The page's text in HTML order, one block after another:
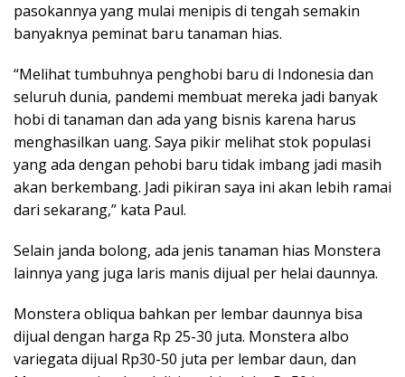
pasokannya yang mulai menipis di tengah semakin
banyaknya peminat baru tanaman hias.
“Melihat tumbuhnya penghobi baru di Indonesia dan
seluruh dunia, pandemi membuat mereka jadi banyak
hobi di tanaman dan ada yang bisnis karena harus
menghasilkan uang. Saya pikir melihat stok populasi
yang ada dengan pehobi baru tidak imbang jadi masih
akan berkembang. Jadi pikiran saya ini akan lebih ramai
dari sekarang,” kata Paul.
Selain janda bolong, ada jenis tanaman hias Monstera
lainnya yang juga laris manis dijual per helai daunnya.
Monstera obliqua bahkan per lembar daunnya bisa
dijual dengan harga Rp 25-30 juta. Monstera albo
variegata dijual Rp30-50 juta per lembar daun, dan